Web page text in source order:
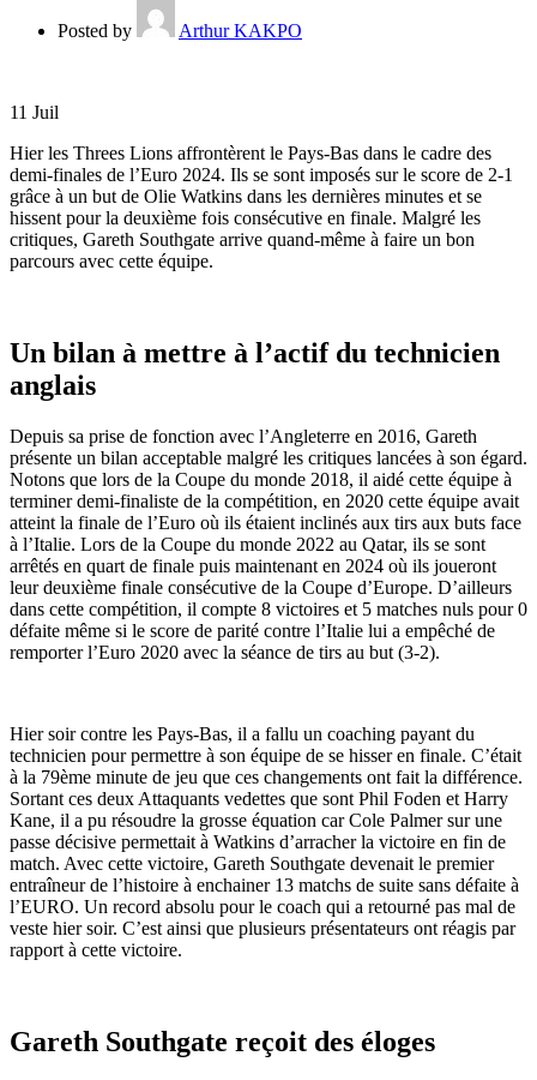
Posted by Arthur KAKPO
11 Juil
Hier les Threes Lions affrontèrent le Pays-Bas dans le cadre des
demi-finales de l’Euro 2024. Ils se sont imposés sur le score de 2-1
grâce à un but de Olie Watkins dans les dernières minutes et se
hissent pour la deuxième fois consécutive en finale. Malgré les
critiques, Gareth Southgate arrive quand-même à faire un bon
parcours avec cette équipe.
Un bilan à mettre à l’actif du technicien
anglais
Depuis sa prise de fonction avec l’Angleterre en 2016, Gareth
présente un bilan acceptable malgré les critiques lancées à son égard.
Notons que lors de la Coupe du monde 2018, il aidé cette équipe à
terminer demi-finaliste de la compétition, en 2020 cette équipe avait
atteint la finale de l’Euro où ils étaient inclinés aux tirs aux buts face
à l’Italie. Lors de la Coupe du monde 2022 au Qatar, ils se sont
arrêtés en quart de finale puis maintenant en 2024 où ils joueront
leur deuxième finale consécutive de la Coupe d’Europe. D’ailleurs
dans cette compétition, il compte 8 victoires et 5 matches nuls pour 0
défaite même si le score de parité contre l’Italie lui a empêché de
remporter l’Euro 2020 avec la séance de tirs au but (3-2).
Hier soir contre les Pays-Bas, il a fallu un coaching payant du
technicien pour permettre à son équipe de se hisser en finale. C’était
à la 79ème minute de jeu que ces changements ont fait la différence.
Sortant ces deux Attaquants vedettes que sont Phil Foden et Harry
Kane, il a pu résoudre la grosse équation car Cole Palmer sur une
passe décisive permettait à Watkins d’arracher la victoire en fin de
match. Avec cette victoire, Gareth Southgate devenait le premier
entraîneur de l’histoire à enchainer 13 matchs de suite sans défaite à
l’EURO. Un record absolu pour le coach qui a retourné pas mal de
veste hier soir. C’est ainsi que plusieurs présentateurs ont réagis par
rapport à cette victoire.
Gareth Southgate reçoit des éloges